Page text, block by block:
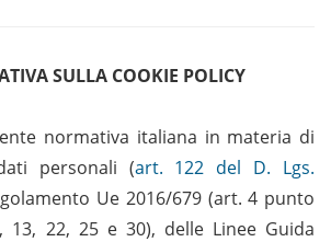
SULLA COOKIE POLICY
normativa italiana in materia di
personali (art. 122 del D. Lgs.
Ue 2016/679 (art. 4 punto
13, 22, 25 e 30), delle Linee Guida